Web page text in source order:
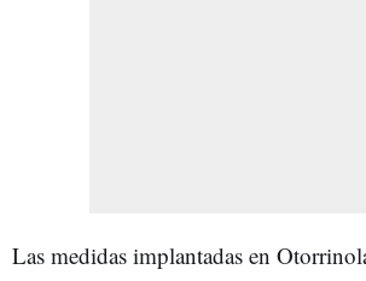
Las medidas implantadas en